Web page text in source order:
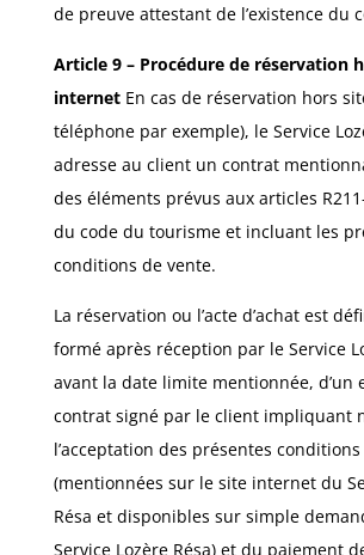
de preuve attestant de l’existence du
Article 9 – Procédure de réservation
internet En cas de réservation hors
téléphone par exemple), le Service
adresse au client un contrat
des éléments prévus aux articles
du code du tourisme et incluant les
conditions de vente.
La réservation ou l’acte d’achat est
formé après réception par le Service
avant la date limite mentionnée, d’un
contrat signé par le client impliquant
l’acceptation des présentes
(mentionnées sur le site internet du
Résa et disponibles sur simple
Service Lozère Résa) et du paiement